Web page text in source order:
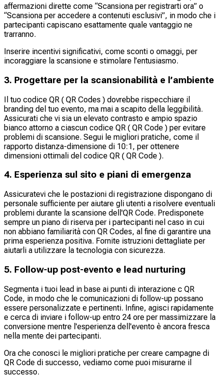
affermazioni dirette come “Scansiona per registrarti ora” o
“Scansiona per accedere a contenuti esclusivi”, in modo che i
partecipanti capiscano esattamente quale vantaggio ne
trarranno.
Inserire incentivi significativi, come sconti o omaggi, per
incoraggiare la scansione e stimolare l’entusiasmo.
3. Progettare per la scansionabilità e l’ambiente
Il tuo codice QR ( QR Codes ) dovrebbe rispecchiare il
branding del tuo evento, ma mai a scapito della leggibilità.
Assicurati che vi sia un elevato contrasto e ampio spazio
bianco attorno a ciascun codice QR ( QR Code ) per evitare
problemi di scansione. Segui le migliori pratiche, come il
rapporto distanza-dimensione di 10:1, per ottenere
dimensioni ottimali del codice QR ( QR Code ).
4. Esperienza sul sito e piani di emergenza
Assicuratevi che le postazioni di registrazione dispongano di
personale sufficiente per aiutare gli utenti a risolvere eventuali
problemi durante la scansione dell'QR Code. Predisponete
sempre un piano di riserva per i partecipanti nel caso in cui
non abbiano familiarità con QR Codes, al fine di garantire una
prima esperienza positiva. Fornite istruzioni dettagliate per
aiutarli a utilizzare la tecnologia con sicurezza.
5. Follow-up post-evento e lead nurturing
Segmenta i tuoi lead in base ai punti di interazione c QR
Code, in modo che le comunicazioni di follow-up possano
essere personalizzate e pertinenti. Infine, agisci rapidamente
e cerca di inviare i follow-up entro 24 ore per massimizzare la
conversione mentre l'esperienza dell'evento è ancora fresca
nella mente dei partecipanti.
Ora che conosci le migliori pratiche per creare campagne di
QR Code di successo, vediamo come puoi misurarne il
successo.